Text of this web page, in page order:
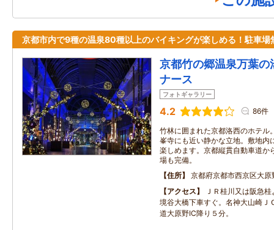
京都市内で9種の温泉80種以上のバイキングが楽しめる！駐車場
京都竹の郷温泉万葉の
ナース
フォトギャラリー
4.2 86件
竹林に囲まれた京都洛西のホテル
峯寺にも近い静かな立地。敷地内
楽しめます。京都縦貫自動車道か
場も完備。
住所
京都府京都市西京区大
アクセス
ＪＲ桂川又は阪急
境谷大橋下車すぐ。名神大山崎Ｊ
道大原野IC降り５分。